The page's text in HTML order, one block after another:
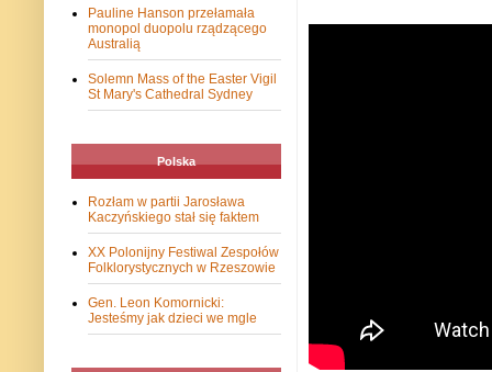
Pauline Hanson przełamała
monopol duopolu rządzącego
Australią
Solemn Mass of the Easter Vigil
St Mary's Cathedral Sydney
Polska
Rozłam w partii Jarosława
Kaczyńskiego stał się faktem
XX Polonijny Festiwal Zespołów
Folklorystycznych w Rzeszowie
Gen. Leon Komornicki:
Jesteśmy jak dzieci we mgle